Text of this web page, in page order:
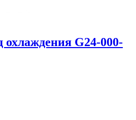
охлаждения G24-000-